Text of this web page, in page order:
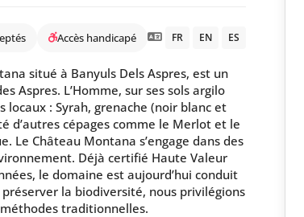
Accès handicapé FR EN ES
situé à Banyuls Dels Aspres, est un
Aspres. L’Homme, sur ses sols argilo
: Syrah, grenache (noir blanc et
d’autres cépages comme le Merlot et le
Le Château Montana s’engage dans des
Déjà certifié Haute Valeur
le domaine est aujourd’hui conduit
la biodiversité, nous privilégions
traditionnelles.